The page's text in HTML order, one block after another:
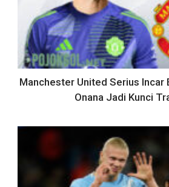
Manchester United Serius Incar
Onana Jadi Kunci